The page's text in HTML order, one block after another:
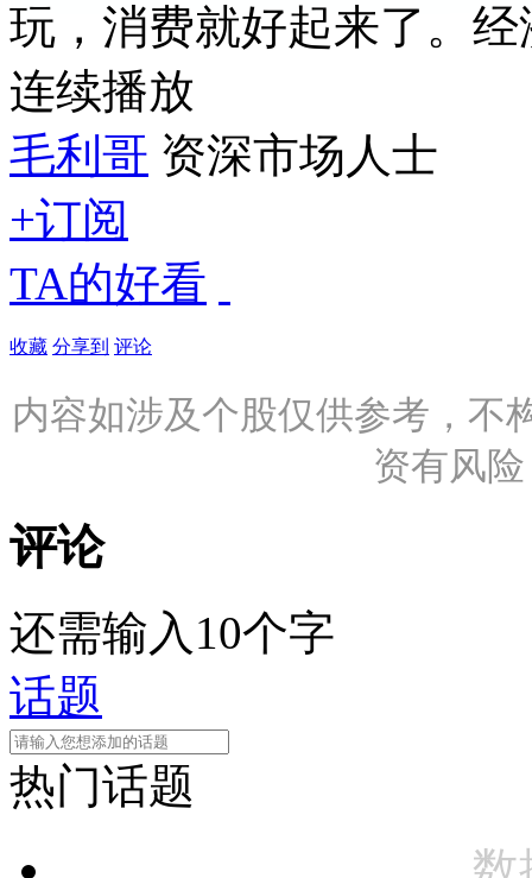
玩，消费就好起来了。
连续播放
毛利哥 资深市场人士
+订阅
TA的好看
收藏 分享到 评论
内容如涉及个股仅供参考，不
资有风
评论
还需输入10个字
话题
热门话题